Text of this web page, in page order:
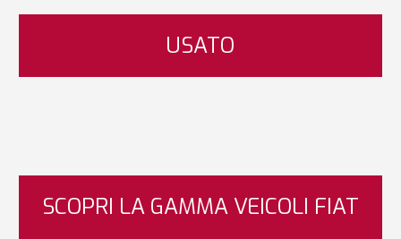
USATO
SCOPRI LA GAMMA VEICOLI FIAT